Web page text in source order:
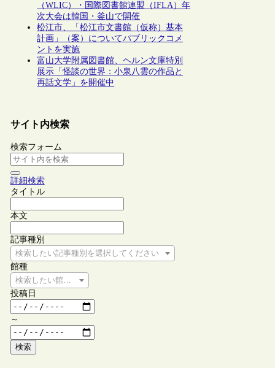
（WLIC）・国際図書館連盟（IFLA）年
次大会は韓国・釜山で開催
松江市、「松江市文書館（仮称）基本
計画」（案）についてパブリックコメ
ントを実施
富山大学附属図書館、ヘルン文庫特別
展示「怪談の世界：小泉八雲の作品と
再話文学」を開催中
サイト内検索
検索フォーム
詳細検索
タイトル
本文
記事種別
検索したい記事種別を選択してください
館種
検索したい館種を選択してください
投稿日
～
検索